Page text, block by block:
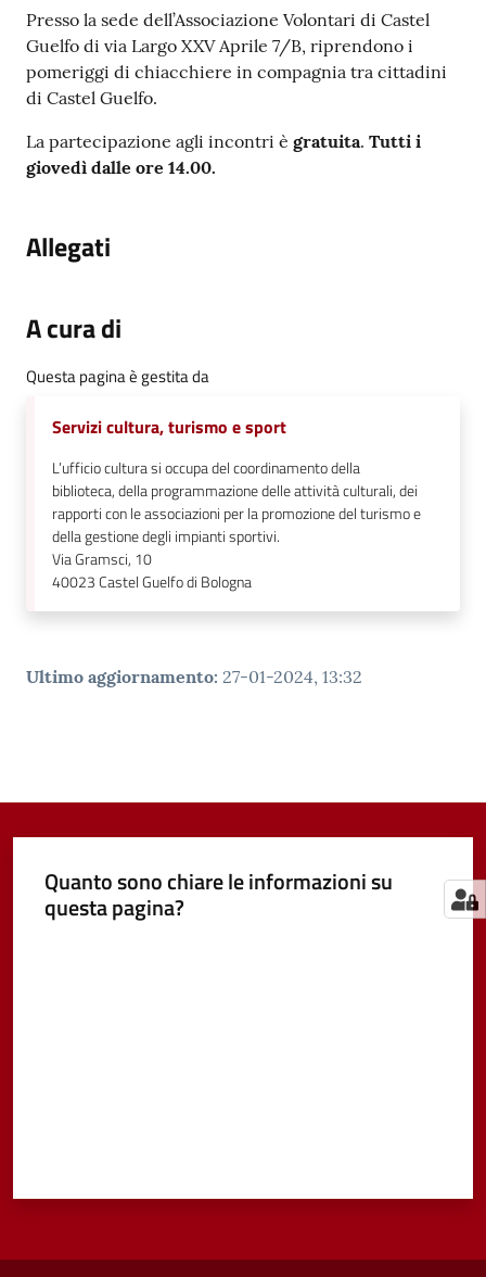
Contenuto
Presso la sede dell’Associazione Volontari di Castel
Guelfo di via Largo XXV Aprile 7/B, riprendono i
pomeriggi di chiacchiere in compagnia tra cittadini
di Castel Guelfo.
La partecipazione agli incontri è gratuita. Tutti i
giovedì dalle ore 14.00.
Allegati
A cura di
Questa pagina è gestita da
Servizi cultura, turismo e sport
L’ufficio cultura si occupa del coordinamento della
biblioteca, della programmazione delle attività culturali, dei
rapporti con le associazioni per la promozione del turismo e
della gestione degli impianti sportivi.
Via Gramsci, 10
40023Castel Guelfo di Bologna
Ultimo aggiornamento: 27-01-2024, 13:32
Quanto sono chiare le informazioni su
questa pagina?